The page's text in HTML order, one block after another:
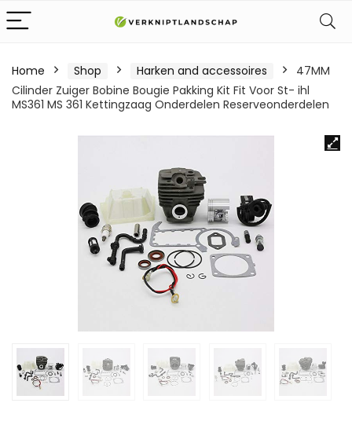
Home Shop Harken and accessoires
47MM
Cilinder Zuiger Bobine Bougie Pakking Kit Fit Voor St- ihl
MS361 MS 361 Kettingzaag Onderdelen Reserveonderdelen